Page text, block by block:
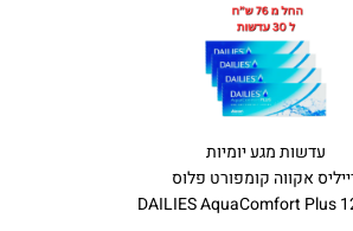
עדשות מגע יומיות
אקווה קומפורט פלוס
DAILIES AquaComfort Plus